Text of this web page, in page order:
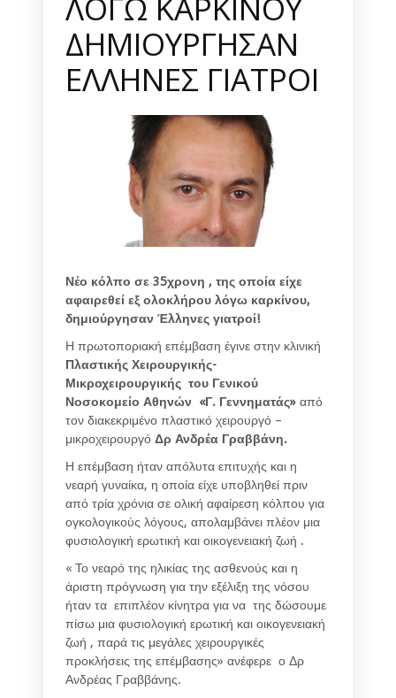
ΔΗΜΙΟΥΡΓΗΣΑΝ
ΕΛΛΗΝΕΣ ΓΙΑΤΡΟΙ
Νέο κόλπο σε 35χρονη , της οποία είχε
αφαιρεθεί εξ ολοκλήρου λόγω καρκίνου,
δημιούργησαν Έλληνες γιατροί!
Η πρωτοποριακή επέμβαση έγινε στην κλινική
Πλαστικής Χειρουργικής-
Μικροχειρουργικής του Γενικού
Νοσοκομείο Αθηνών «Γ. Γεννηματάς» από
τον διακεκριμένο πλαστικό χειρουργό –
μικροχειρουργό Δρ Ανδρέα Γραββάνη.
Η επέμβαση ήταν απόλυτα επιτυχής και η
νεαρή γυναίκα, η οποία είχε υποβληθεί πριν
από τρία χρόνια σε ολική αφαίρεση κόλπου για
ογκολογικούς λόγους, απολαμβάνει πλέον μια
φυσιολογική ερωτική και οικογενειακή ζωή .
« Το νεαρό της ηλικίας της ασθενούς και η
άριστη πρόγνωση για την εξέλιξη της νόσου
ήταν τα επιπλέον κίνητρα για να της δώσουμε
πίσω μια φυσιολογική ερωτική και οικογενειακή
ζωή , παρά τις μεγάλες χειρουργικές
προκλήσεις της επέμβασης» ανέφερε ο Δρ
Ανδρέας Γραββάνης.